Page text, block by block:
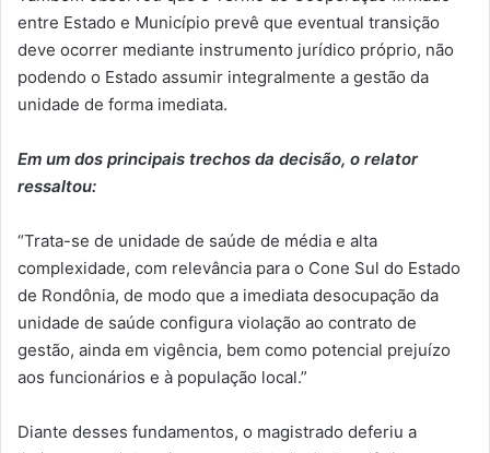
entre Estado e Município prevê que eventual transição
deve ocorrer mediante instrumento jurídico próprio, não
podendo o Estado assumir integralmente a gestão da
unidade de forma imediata.
Em um dos principais trechos da decisão, o relator
ressaltou:
“Trata-se de unidade de saúde de média e alta
complexidade, com relevância para o Cone Sul do Estado
de Rondônia, de modo que a imediata desocupação da
unidade de saúde configura violação ao contrato de
gestão, ainda em vigência, bem como potencial prejuízo
aos funcionários e à população local.”
Diante desses fundamentos, o magistrado deferiu a